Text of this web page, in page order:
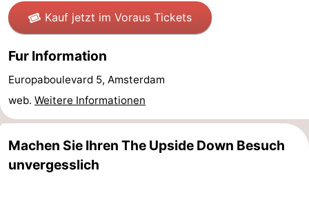
für
Touristen
Medizin
Adressen
Wetter
Kontakt
Kauf jetzt im Voraus Tickets
Fur Information
Europaboulevard 5, Amsterdam
web. Weitere Informationen
Machen Sie Ihren The Upside Down Besuch
unvergesslich